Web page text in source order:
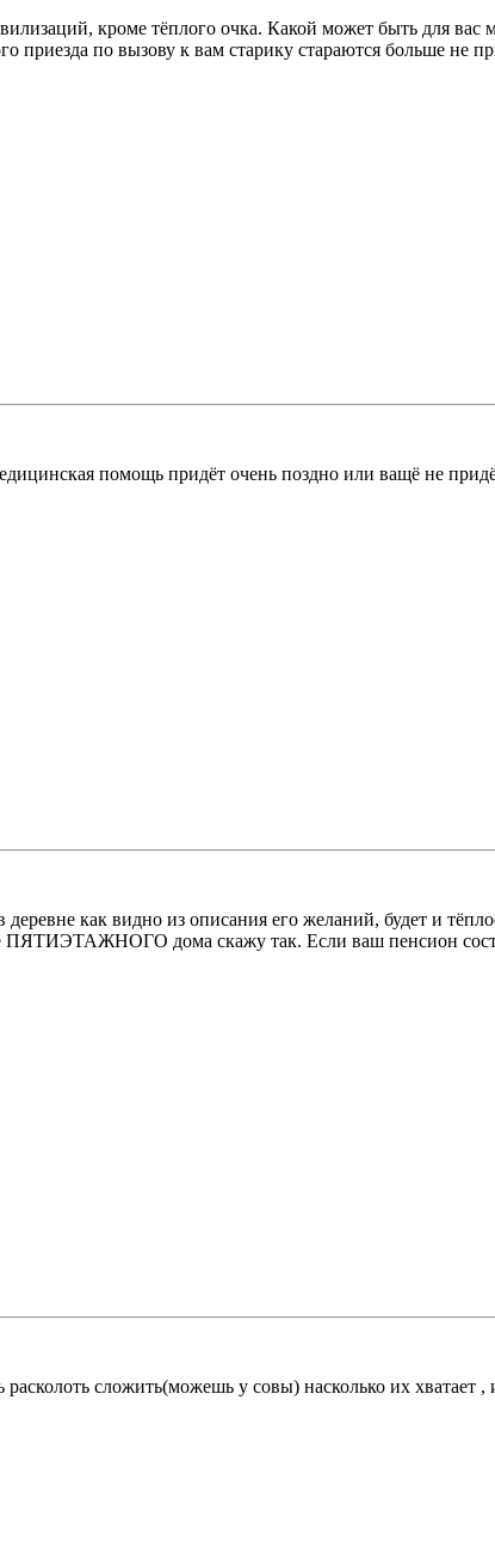
кроме тёплого очка. Какой может быть для вас
приезда по вызову к вам старику стараются больше не
помощь придёт очень поздно или ващё не
как видно из описания его желаний, будет и
дома скажу так. Если ваш пенсион
сложить(можешь у совы) насколько их хватает